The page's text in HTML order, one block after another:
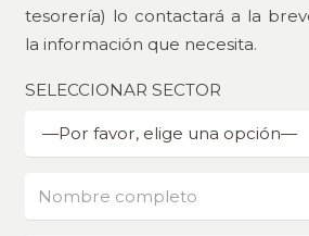
tesorería) lo contactará a la
la información que necesita.
SELECCIONAR SECTOR